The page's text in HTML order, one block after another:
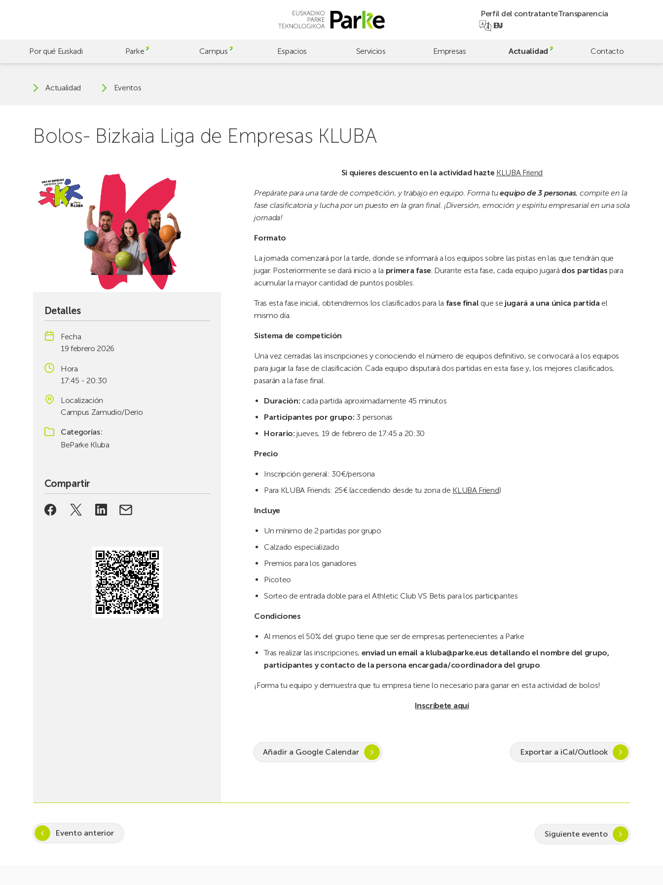
Perfil del contratanteTransparencia
EU
EN
Por qué Euskadi Parke Campus Espacios Servicios Empresas Actualidad Contacto
Actualidad Eventos
Bolos- Bizkaia Liga de Empresas KLUBA
Si quieres descuento en la actividad hazte KLUBA Friend
Prepárate para una tarde de competición, y trabajo en equipo. Forma tuequipo de 3 personas, compite en la
fase clasificatoria y lucha por un puesto en la gran final. ¡Diversión, emoción y espíritu empresarial en una sola
jornada!
Formato
La jornada comenzará por la tarde, donde se informará a los equipos sobre las pistas en las que tendrán que
jugar. Posteriormente se dará inicio a la primera fase. Durante esta fase, cada equipo jugará dos partidas para
acumular la mayor cantidad de puntos posibles.
Tras esta fase inicial, obtendremos los clasificados para la fase final que se jugará a una única partida el
mismo día.
Sistema de competición
Una vez cerradas las inscripciones y conociendo el número de equipos definitivo, se convocará a los equipos
para jugar la fase de clasificación. Cada equipo disputará dos partidas en esta fase y, los mejores clasificados,
pasarán a la fase final.
Duración: cada partida aproximadamente 45 minutos
Participantes por grupo: 3 personas
Horario: jueves, 19 de febrero de 17:45 a 20:30
Precio
Inscripción general: 30€/persona
Para KLUBA Friends: 25€ (accediendo desde tu zona de KLUBA Friend)
Incluye
Un mínimo de 2 partidas por grupo
Calzado especializado
Premios para los ganadores
Picoteo
Sorteo de entrada doble para el Athletic Club VS Betis para los participantes
Condiciones
Al menos el 50% del grupo tiene que ser de empresas pertenecientes a Parke
Tras realizar las inscripciones, enviad un email a kluba@parke.eus detallando el nombre del grupo,
participantes y contacto de la persona encargada/coordinadora del grupo.
¡Forma tu equipo y demuestra que tu empresa tiene lo necesario para ganar en esta actividad de bolos!
Inscríbete aquí
Añadir a Google Calendar Exportar a iCal/Outlook
Detalles
Fecha
19 febrero 2026
Hora
17:45 - 20:30
Localización
Campus Zamudio/Derio
Categorías
BeParke Kluba
Compartir
Evento anterior Siguiente evento